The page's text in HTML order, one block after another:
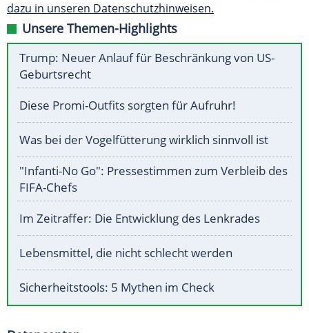
dazu in unseren Datenschutzhinweisen.
Unsere Themen-Highlights
Trump: Neuer Anlauf für Beschränkung von US-
Geburtsrecht
Diese Promi-Outfits sorgten für Aufruhr!
Was bei der Vogelfütterung wirklich sinnvoll ist
"Infanti-No Go": Pressestimmen zum Verbleib des
FIFA-Chefs
Im Zeitraffer: Die Entwicklung des Lenkrades
Lebensmittel, die nicht schlecht werden
Sicherheitstools: 5 Mythen im Check